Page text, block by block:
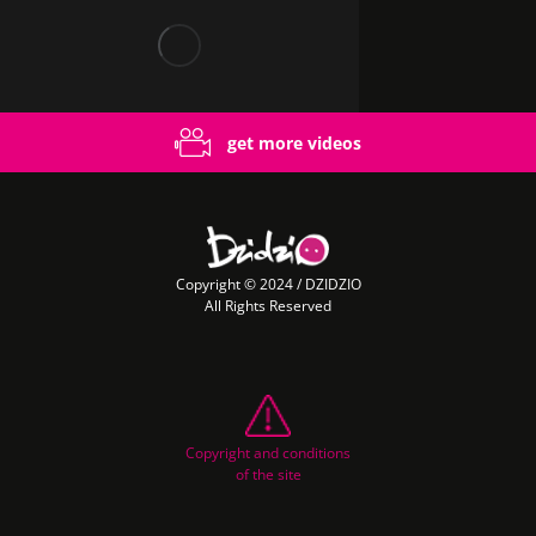
get more videos
Copyright © 2024 / DZIDZIO
All Rights Reserved
Copyright and conditions
of the site